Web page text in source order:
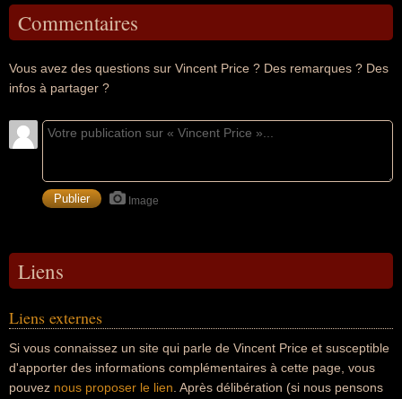
Commentaires
Vous avez des questions sur Vincent Price ? Des remarques ? Des
infos à partager ?
Image
Liens
Liens externes
Si vous connaissez un site qui parle de Vincent Price et susceptible
d'apporter des informations complémentaires à cette page, vous
pouvez nous proposer le lien . Après délibération (si nous pensons